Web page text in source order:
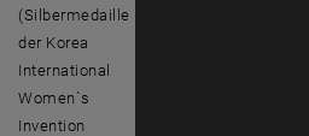
(Silbermedaille
der Korea
International
Women`s
Invention